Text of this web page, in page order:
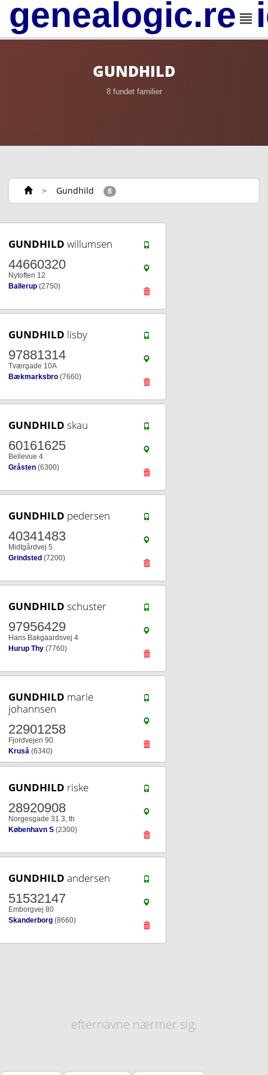
GUNDHILD
8 fundet familier
> Gundhild 8
GUNDHILD willumsen
44660320
Nytoften 12
Ballerup (2750)
GUNDHILD lisby
97881314
Tværgade 10A
Bækmarksbro (7660)
GUNDHILD skau
60161625
Bellevue 4
Gråsten (6300)
GUNDHILD pedersen
40341483
Midtgårdvej 5
Grindsted (7200)
GUNDHILD schuster
97956429
Hans Bakgaardsvej 4
Hurup Thy (7760)
GUNDHILD marie
johannsen
22901258
Fjordvejen 90
Kruså (6340)
GUNDHILD riske
28920908
Norgesgade 31 3, th
København S (2300)
GUNDHILD andersen
51532147
Emborgvej 80
Skanderborg (8660)
efternavne nærmer sig.